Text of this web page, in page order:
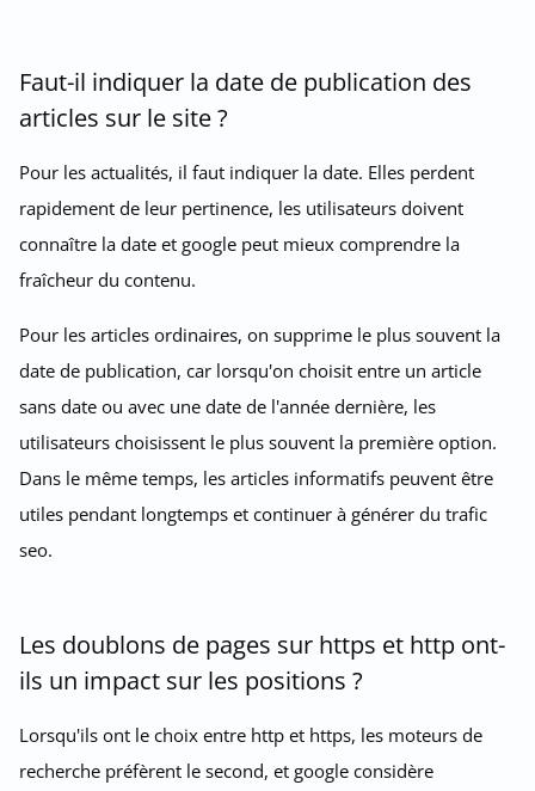
Faut-il indiquer la date de publication des
articles sur le site ?
Pour les actualités, il faut indiquer la date. Elles perdent
rapidement de leur pertinence, les utilisateurs doivent
connaître la date et google peut mieux comprendre la
fraîcheur du contenu.
Pour les articles ordinaires, on supprime le plus souvent la
date de publication, car lorsqu'on choisit entre un article
sans date ou avec une date de l'année dernière, les
utilisateurs choisissent le plus souvent la première option.
Dans le même temps, les articles informatifs peuvent être
utiles pendant longtemps et continuer à générer du trafic
seo.
Les doublons de pages sur https et http ont-
ils un impact sur les positions ?
Lorsqu'ils ont le choix entre http et https, les moteurs de
recherche préfèrent le second, et google considère